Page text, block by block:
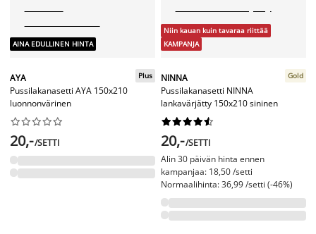
AINA EDULLINEN HINTA
AYA
Pussilakanasetti AYA 150x210
luonnonvärinen
Plus






20,-/SETTI
Niin kauan kuin tavaraa riittää
KAMPANJA
NINNA
Pussilakanasetti NINNA
lankavärjätty 150x210 sininen
Gold






20,-/SETTI
Alin 30 päivän hinta ennen
kampanjaa: 18,50 /setti
Normaalihinta: 36,99 /setti (-46%)